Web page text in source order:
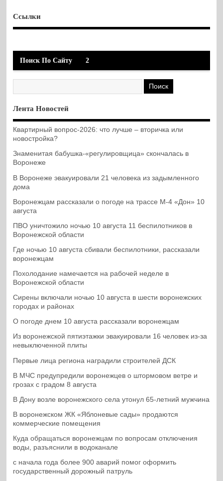
Ссылки
Поиск По Сайту 2
Лента Новостей
Квартирный вопрос-2026: что лучше – вторичка или
новостройка?
Знаменитая бабушка-«регулировщица» скончалась в
Воронеже
В Воронеже эвакуировали 21 человека из задымленного
дома
Воронежцам рассказали о погоде на трассе М-4 «Дон» 10
августа
ПВО уничтожило ночью 10 августа 11 беспилотников в
Воронежской области
Где ночью 10 августа сбивали беспилотники, рассказали
воронежцам
Похолодание намечается на рабочей неделе в
Воронежской области
Сирены включали ночью 10 августа в шести воронежских
городах и районах
О погоде днем 10 августа рассказали воронежцам
Из воронежской пятиэтажки эвакуировали 16 человек из-за
невыключенной плиты
Первые лица региона наградили строителей ДСК
В МЧС предупредили воронежцев о штормовом ветре и
грозах с градом 8 августа
В Дону возле воронежского села утонул 65-летний мужчина
В воронежском ЖК «Яблоневые сады» продаются
коммерческие помещения
Куда обращаться воронежцам по вопросам отключения
воды, разъяснили в водоканале
с начала года более 900 аварий помог оформить
государственный дорожный патруль